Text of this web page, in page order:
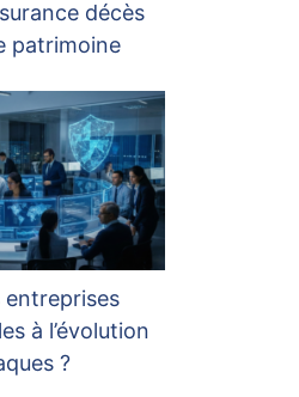
décès
patrimoine
entreprises
à l’évolution
?